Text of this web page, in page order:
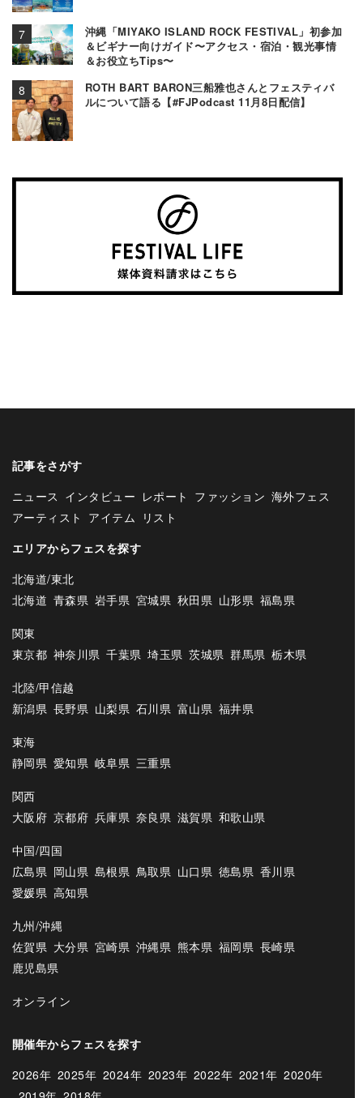
沖縄「MIYAKO ISLAND ROCK FESTIVAL」初参加
＆ビギナー向けガイド〜アクセス・宿泊・観光事情
＆お役立ちTips〜
ROTH BART BARON三船雅也さんとフェスティバ
ルについて語る【#FJPodcast 11月8日配信】
記事をさがす
ニュース インタビュー レポート ファッション 海外フェス
アーティスト アイテム リスト
エリアからフェスを探す
北海道/東北
北海道 青森県 岩手県 宮城県 秋田県 山形県 福島県
関東
東京都 神奈川県 千葉県 埼玉県 茨城県 群馬県 栃木県
北陸/甲信越
新潟県 長野県 山梨県 石川県 富山県 福井県
東海
静岡県 愛知県 岐阜県 三重県
関西
大阪府 京都府 兵庫県 奈良県 滋賀県 和歌山県
中国/四国
広島県 岡山県 島根県 鳥取県 山口県 徳島県 香川県
愛媛県 高知県
九州/沖縄
佐賀県 大分県 宮崎県 沖縄県 熊本県 福岡県 長崎県
鹿児島県
オンライン
開催年からフェスを探す
2026年 2025年 2024年 2023年 2022年 2021年 2020年